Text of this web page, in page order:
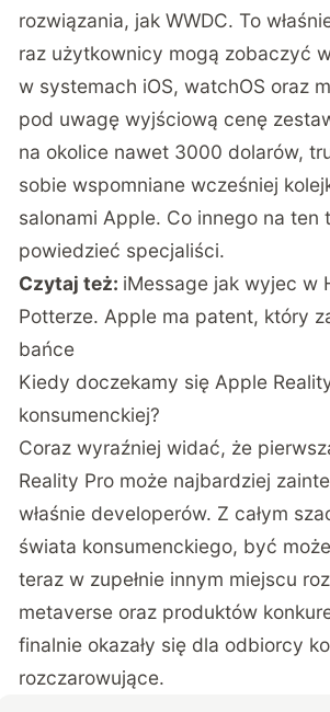
rozwiązania, jak WWDC. To
raz użytkownicy mogą zobaczyć
w systemach iOS, watchOS oraz
pod uwagę wyjściową cenę
na okolice nawet 3000 dolarów,
sobie wspomniane wcześniej
salonami Apple. Co innego na ten
powiedzieć specjaliści.
Czytaj też: iMessage jak wyjec w
Potterze. Apple ma patent, który
bańce
Kiedy doczekamy się Apple
konsumenckiej?
Coraz wyraźniej widać, że
Reality Pro może najbardziej
właśnie developerów. Z całym
świata konsumenckiego, być
teraz w zupełnie innym miejscu
metaverse oraz produktów
finalnie okazały się dla odbiorcy
rozczarowujące.